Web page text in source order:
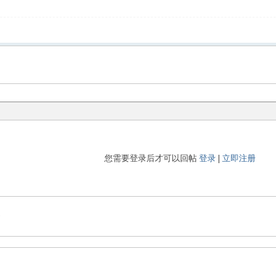
您需要登录后才可以回帖登录 |立即注册